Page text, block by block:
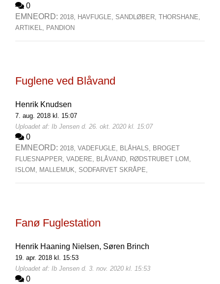
0
EMNEORD: 2018, HAVFUGLE, SANDLØBER, THORSHANE,
ARTIKEL, PANDION
Fuglene ved Blåvand
Henrik Knudsen
7. aug. 2018 kl. 15:07
Uploadet af: Ib Jensen d. 26. okt. 2020 kl. 15:07
0
EMNEORD: 2018, VADEFUGLE, BLÅHALS, BROGET
FLUESNAPPER, VADERE, BLÅVAND, RØDSTRUBET LOM,
ISLOM, MALLEMUK, SODFARVET SKRÅPE,
Fanø Fuglestation
Henrik Haaning Nielsen, Søren Brinch
19. apr. 2018 kl. 15:53
Uploadet af: Ib Jensen d. 3. nov. 2020 kl. 15:53
0